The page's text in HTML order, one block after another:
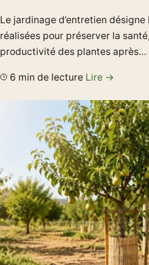
Le jardinage d’entretien désigne
réalisées pour préserver la
productivité des plantes après…
6 min de lecture Lire →